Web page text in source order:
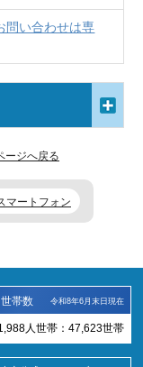
問い合わせは専
ージへ戻る
マートフォン
帯数 令和8年6月末日現在
人 世帯： 47,623世帯